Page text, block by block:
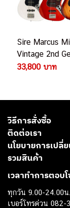
Sire Marcus
Vintage 2nd
Ash 4-String
33,800 บาท
วิธีการสั่งซื้อ
ติดต่อเรา
นโยบายการเปลี่
รวมสินค้า
เวลาทำการตอบ
ทุกวัน 9.00-24.00น.
เบอร์โทรด่วน 082-